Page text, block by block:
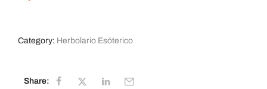
Category: Herbolario Esóterico
Share: